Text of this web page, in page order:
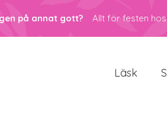
på annat gott? Allt för festen
Läsk